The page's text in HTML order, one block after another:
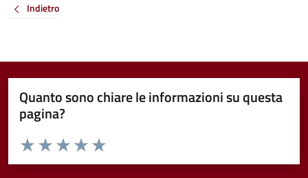
Indietro
Quanto sono chiare le informazioni su questa
pagina?
Valuta da 1 a 5 stelle la pagina
Valuta 5 stelle su 5
Valuta 4 stelle su 5
Valuta 3 stelle su 5
Valuta 2 stelle su 5
Valuta 1 stelle su 5